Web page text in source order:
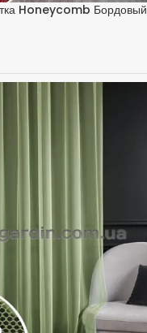
Honeycomb Бордовый